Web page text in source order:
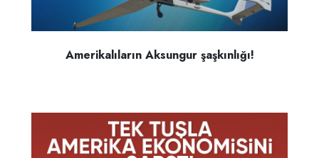
Amerikalıların Aksungur şaşkınlığı!